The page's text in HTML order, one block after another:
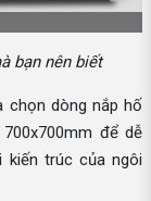
bạn nên biết
chọn dòng nắp hố
để dễ
kiến trúc của ngôi